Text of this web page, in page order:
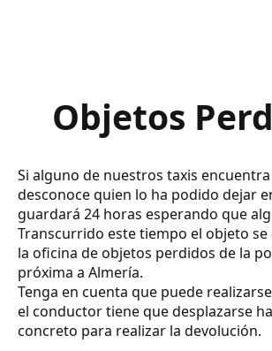
Objetos
Si alguno de nuestros taxis
desconoce quien lo ha podido dejar
guardará 24 horas esperando que
Transcurrido este tiempo el objeto
la oficina de objetos perdidos de la
próxima a Almería.
Tenga en cuenta que puede
el conductor tiene que desplazarse
concreto para realizar la devolución.